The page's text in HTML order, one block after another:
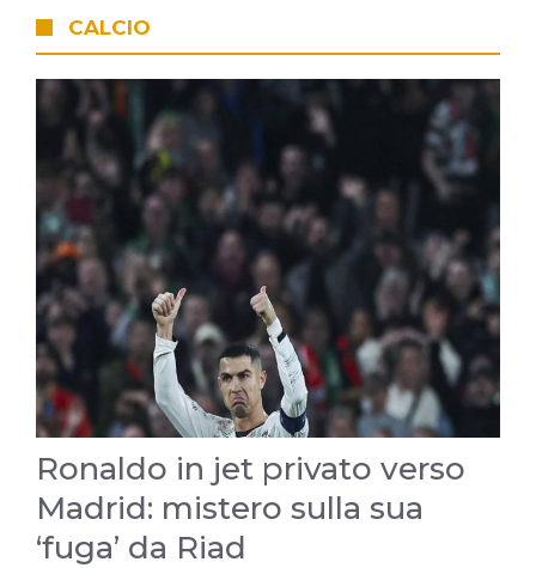
CALCIO
Ronaldo in jet privato verso
Madrid: mistero sulla sua
‘fuga’ da Riad